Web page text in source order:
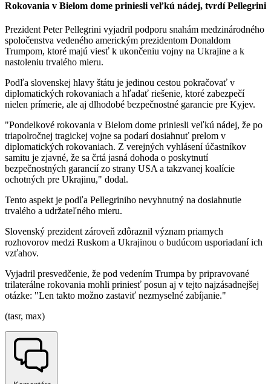
Rokovania v Bielom dome priniesli veľkú nádej, tvrdí Pellegrini
Prezident Peter Pellegrini vyjadril podporu snahám medzinárodného
spoločenstva vedeného americkým prezidentom Donaldom
Trumpom, ktoré majú viesť k ukončeniu vojny na Ukrajine a k
nastoleniu trvalého mieru.
Podľa slovenskej hlavy štátu je jedinou cestou pokračovať v
diplomatických rokovaniach a hľadať riešenie, ktoré zabezpečí
nielen prímerie, ale aj dlhodobé bezpečnostné garancie pre Kyjev.
"Pondelkové rokovania v Bielom dome priniesli veľkú nádej, že po
triapolročnej tragickej vojne sa podarí dosiahnuť prelom v
diplomatických rokovaniach. Z verejných vyhlásení účastníkov
samitu je zjavné, že sa črtá jasná dohoda o poskytnutí
bezpečnostných garancií zo strany USA a takzvanej koalície
ochotných pre Ukrajinu," dodal.
Tento aspekt je podľa Pellegriniho nevyhnutný na dosiahnutie
trvalého a udržateľného mieru.
Slovenský prezident zároveň zdôraznil význam priamych
rozhovorov medzi Ruskom a Ukrajinou o budúcom usporiadaní ich
vzťahov.
Vyjadril presvedčenie, že pod vedením Trumpa by pripravované
trilaterálne rokovania mohli priniesť posun aj v tejto najzásadnejšej
otázke: "Len takto možno zastaviť nezmyselné zabíjanie."
(tasr, max)